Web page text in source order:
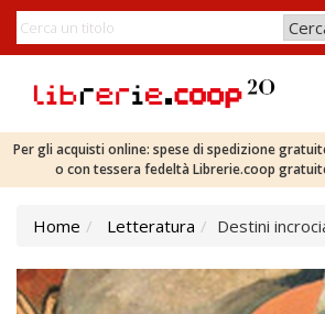
Per gli acquisti online: spese di spedizione
o con tessera fedeltà Librerie.coop
Home Letteratura Destini